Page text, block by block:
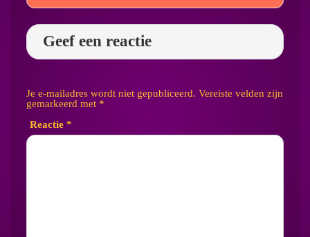
Geef een reactie
Je e-mailadres wordt niet gepubliceerd. Vereiste velden zijn
gemarkeerd met *
Reactie *